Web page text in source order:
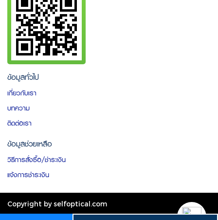
ข้อมูลทั่วไป
เกี่ยวกับเรา
บทความ
ติดต่อเรา
ข้อมูลช่วยเหลือ
วิธีการสั่งซื้อ/ชำระเงิน
แจ้งการชำระเงิน
Copyright by selfoptical.com